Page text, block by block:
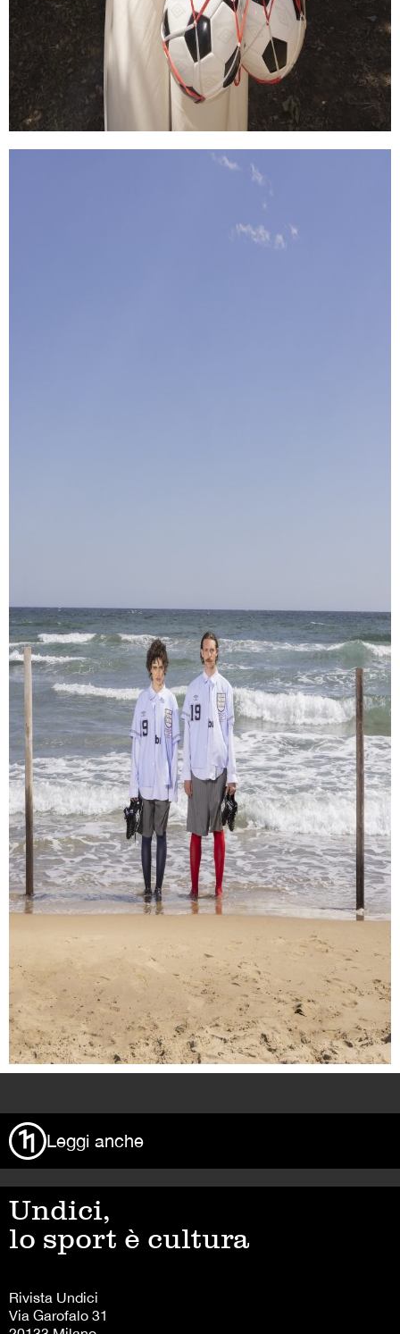
Leggi anche
Undici,
lo sport è cultura
Rivista Undici
Via Garofalo 31